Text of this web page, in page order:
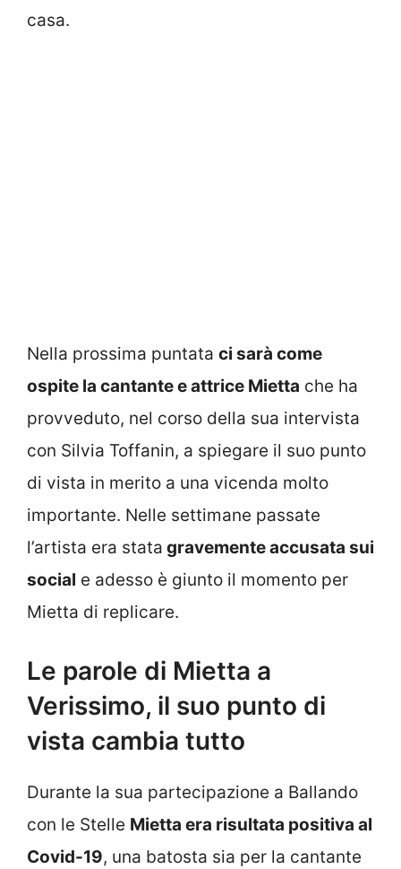
casa.
Nella prossima puntata ci sarà come
ospite la cantante e attrice Mietta che ha
provveduto, nel corso della sua intervista
con Silvia Toffanin, a spiegare il suo punto
di vista in merito a una vicenda molto
importante. Nelle settimane passate
l’artista era stata gravemente accusata sui
social e adesso è giunto il momento per
Mietta di replicare.
Le parole di Mietta a
Verissimo, il suo punto di
vista cambia tutto
Durante la sua partecipazione a Ballando
con le Stelle Mietta era risultata positiva al
Covid-19, una batosta sia per la cantante